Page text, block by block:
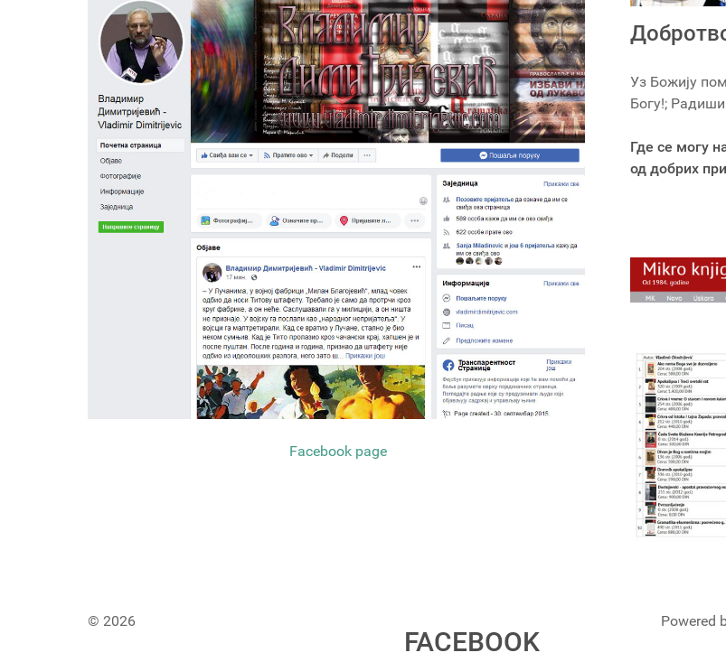
Facebook page
Уз Божију
Богу!;
Где се могу
од добрих
© 2026
FACEBOOK
Powered